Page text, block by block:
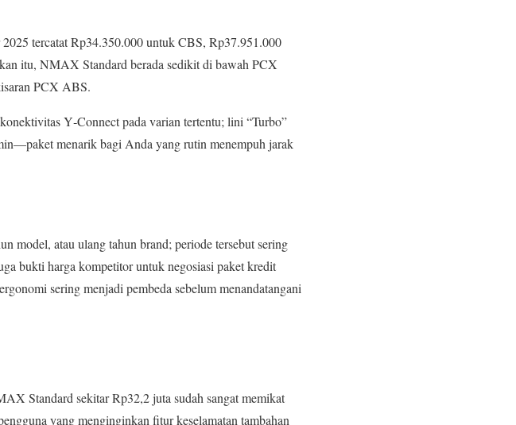
tercatat Rp34.350.000 untuk CBS, Rp37.951.000
itu, NMAX Standard berada sedikit di bawah PCX
PCX ABS.
Y‑Connect pada varian tertentu; lini “Turbo”
menarik bagi Anda yang rutin menempuh jarak
model, atau ulang tahun brand; periode tersebut sering
bukti harga kompetitor untuk negosiasi paket kredit
sering menjadi pembeda sebelum menandatangani
Standard sekitar Rp32,2 juta sudah sangat memikat
yang menginginkan fitur keselamatan tambahan